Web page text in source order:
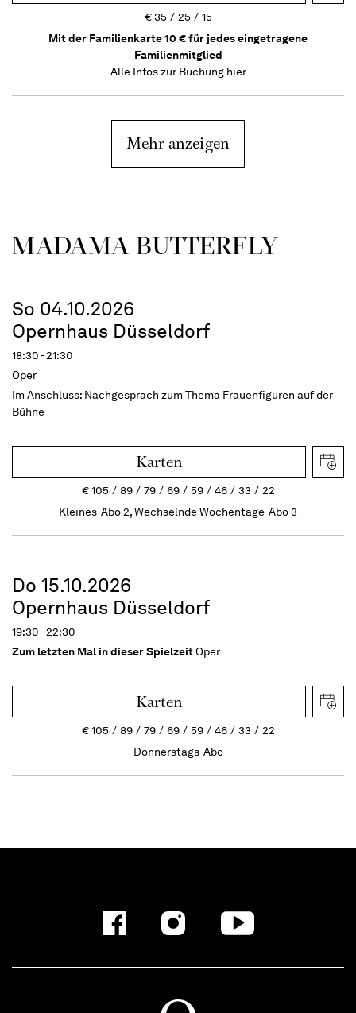
€35 25
15
Mit der Familienkarte 10 € für jedes eingetragene
Familienmitglied
Alle Infos zur Buchung hier
Mehr anzeigen
MADAMA BUTTER­FLY
So 04.10.2026
Opernhaus Düsseldorf
18:30 - 21:30
Oper
Im Anschluss: Nachgespräch zum Thema Frauenfiguren auf der
Bühne
Karten
€105 89 79 69 59 46 33
22
Kleines-Abo 2, Wechselnde Wochentage-Abo 3
Do 15.10.2026
Opernhaus Düsseldorf
19:30 - 22:30
Zum letzten Mal in dieser SpielzeitOper
Karten
€105 89 79 69 59 46 33
22
Donnerstags-Abo